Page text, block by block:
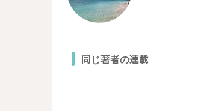
同じ著者の連載